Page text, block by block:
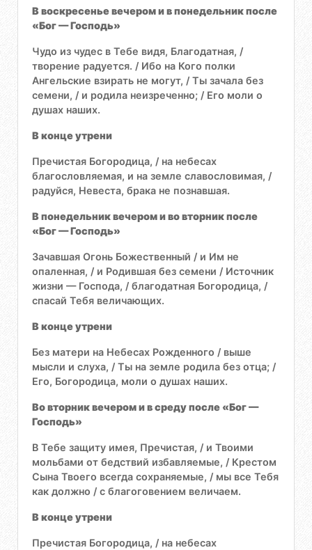
В воскресенье вечером и в понедельник после
«Бог — Господь»
Чудо из чудес в Тебе видя, Благодатная, /
творение радуется. / Ибо на Кого полки
Ангельские взирать не могут, / Ты зачала без
семени, / и родила неизреченно; / Его моли о
душах наших.
В конце утрени
Пречистая Богородица, / на небесах
благословляемая, и на земле славословимая, /
радуйся, Невеста, брака не познавшая.
В понедельник вечером и во вторник после
«Бог — Господь»
Зачавшая Огонь Божественный / и Им не
опаленная, / и Родившая без семени / Источник
жизни — Господа, / благодатная Богородица, /
спасай Тебя величающих.
В конце утрени
Без матери на Небесах Рожденного / выше
мысли и слуха, / Ты на земле родила без отца; /
Его, Богородица, моли о душах наших.
Во вторник вечером и в среду после «Бог —
Господь»
В Тебе защиту имея, Пречистая, / и Твоими
мольбами от бедствий избавляемые, / Крестом
Сына Твоего всегда сохраняемые, / мы все Тебя
как должно / с благоговением величаем.
В конце утрени
Пречистая Богородица, / на небесах